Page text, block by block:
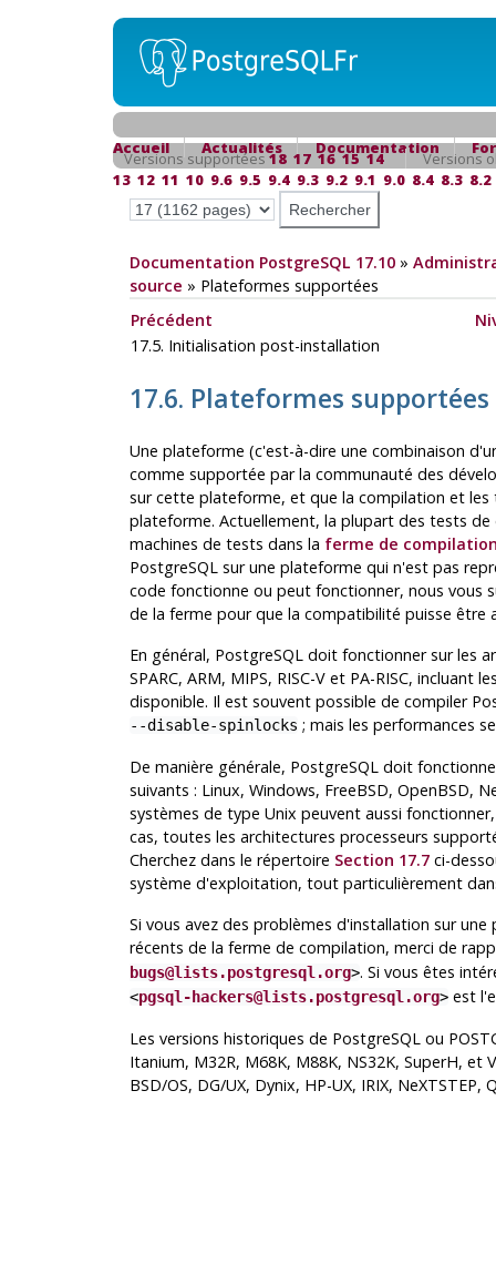
Accueil Actualités Documentation
Versions supportées18 17 16 15 14
Versions
13 12 11 10 9.6 9.5 9.4 9.3 9.2 9.1 9.0 8.4 8.3 8.2
Documentation PostgreSQL 17.10»
source » Plateformes supportées
Précédent
17.5. Initialisation post-installation
17.6. Plateformes supportées
Une plateforme (c'est-à-dire une combinaison
comme supportée par la communauté des
sur cette plateforme, et que la compilation et
plateforme. Actuellement, la plupart des tests
machines de tests dans la ferme de
PostgreSQLsur une plateforme qui n'est pas
code fonctionne ou peut fonctionner, nous vous
de la ferme pour que la compatibilité puisse être
En général, PostgreSQLdoit fonctionner sur les
SPARC, ARM, MIPS, RISC-V et PA-RISC,
disponible. Il est souvent possible de compiler
--disable-spinlocks ; mais les performances
De manière générale, PostgreSQLdoit
suivants : Linux, Windows, FreeBSD, OpenBSD,
systèmes de type Unix peuvent aussi
cas, toutes les architectures processeurs
Cherchez dans le répertoire Section 17.7ci-
système d'exploitation, tout particulièrement
Si vous avez des problèmes d'installation sur
récents de la ferme de compilation, merci de
bugs@lists.postgresql.org>. Si vous êtes
<pgsql-hackers@lists.postgresql.org>est
Les versions historiques de PostgreSQLou
Itanium, M32R, M68K, M88K, NS32K, SuperH, et
BSD/OS, DG/UX, Dynix, HP-UX, IRIX, NeXTSTEP,